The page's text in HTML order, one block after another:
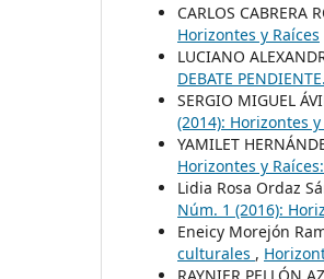
CARLOS CABRERA
Horizontes y Raíces
LUCIANO
DEBATE PENDIENTE.
SERGIO MIGUEL
(2014): Horizontes y
YAMILET
Horizontes y
Lidia Rosa Ordaz
Núm. 1 (2016):
Eneicy Morejón
culturales ,
RAYNIER PELLÓN